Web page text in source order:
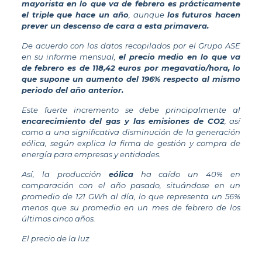
mayorista en lo que va de febrero es prácticamente
el triple que hace un año , aunque los futuros hacen
prever un descenso de cara a esta primavera.
De acuerdo con los datos recopilados por el Grupo ASE
en su informe mensual, el precio medio en lo que va
de febrero es de 118,42 euros por megavatio/hora, lo
que supone un aumento del 196% respecto al mismo
periodo del año anterior.
Este fuerte incremento se debe principalmente al
encarecimiento del gas y las emisiones de CO2, así
como a una significativa disminución de la generación
eólica, según explica la firma de gestión y compra de
energía para empresas y entidades.
Así, la producción eólicaha caído un 40% en
comparación con el año pasado, situándose en un
promedio de 121 GWh al día, lo que representa un 56%
menos que su promedio en un mes de febrero de los
últimos cinco años.
El precio de la luz